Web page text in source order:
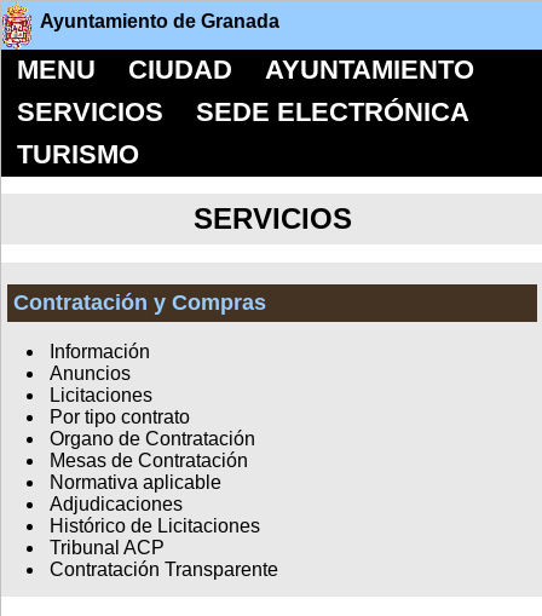
Ayuntamiento de Granada
MENU CIUDAD
AYUNTAMIENTO
SERVICIOS
SEDE ELECTRÓNICA
TURISMO
SERVICIOS
Contratación y Compras
Información
Anuncios
Licitaciones
Por tipo contrato
Organo de Contratación
Mesas de Contratación
Normativa aplicable
Adjudicaciones
Histórico de Licitaciones
Tribunal ACP
Contratación Transparente